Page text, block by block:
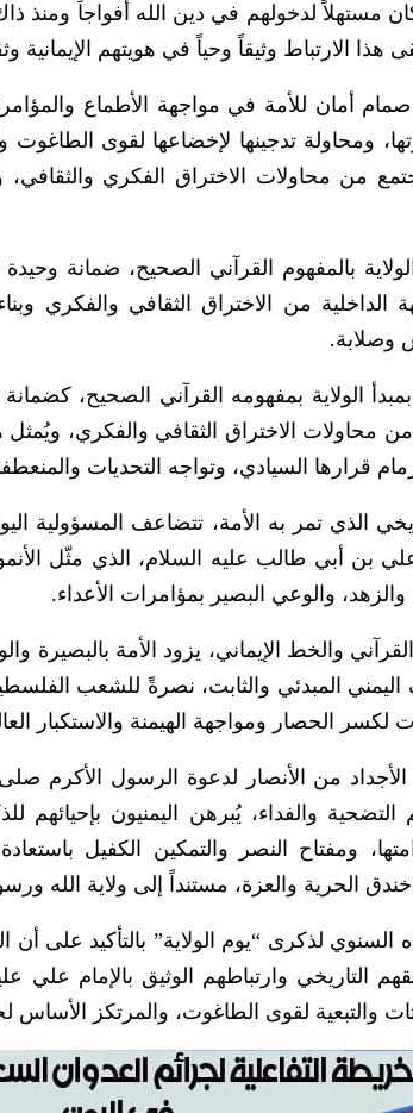
مستهلاً لدخولهم في دين الله أفواجاً ومنذ
هذا الارتباط وثيقاً وحياً في هويتهم الإيمانية
صمام أمان للأمة في مواجهة الأطماع
ومحاولة تدجينها لإخضاعها لقوى الطاغوت
من محاولات الاختراق الفكري والثقافي،
بالمفهوم القرآني الصحيح، ضمانة وحيدة
الداخلية من الاختراق الثقافي والفكري
وصلابة.
الولاية بمفهومه القرآني الصحيح،
محاولات الاختراق الثقافي والفكري، ويُمثل
قرارها السيادي، وتواجه التحديات
الذي تمر به الأمة، تتضاعف المسؤولية
بن أبي طالب عليه السلام، الذي مثّل
والوعي البصير بمؤامرات الأعداء.
والخط الإيماني، يزود الأمة بالبصيرة
المبدئي والثابت، نصرةً للشعب
لكسر الحصار ومواجهة الهيمنة والاستكبار
من الأنصار لدعوة الرسول الأكرم
والفداء، يُبرهن اليمنيون بإحيائهم
ومفتاح النصر والتمكين الكفيل
الحرية والعزة، مستنداً إلى ولاية الله
لذكرى “يوم الولاية” بالتأكيد على أن
التاريخي وارتباطهم الوثيق بالإمام
والتبعية لقوى الطاغوت، والمرتكز الأساس